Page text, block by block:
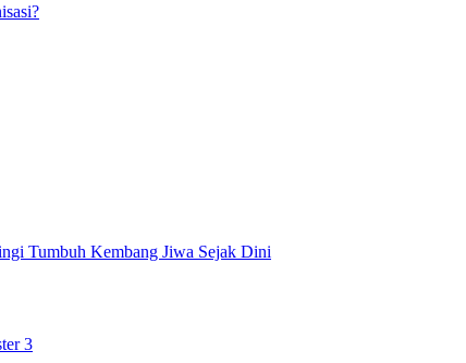
Tumbuh Kembang Jiwa Sejak Dini
3